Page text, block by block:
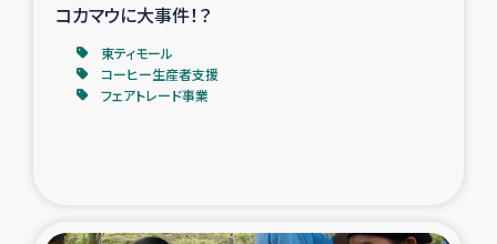
コカマウに大事件！？
東ティモール
コーヒー生産者支援
フェアトレード事業